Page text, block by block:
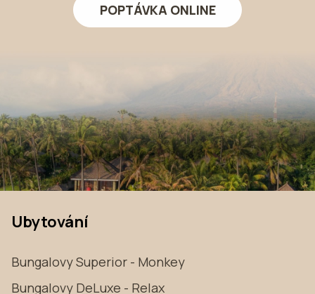
POPTÁVKA ONLINE
Ubytování
Bungalovy Superior - Monkey
Bungalovy DeLuxe - Relax